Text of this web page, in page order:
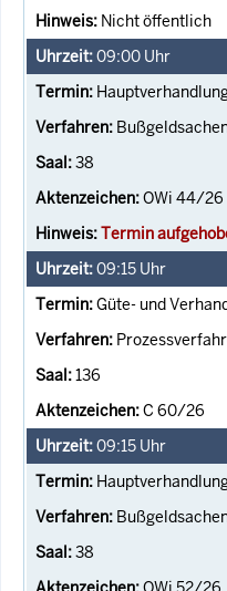
Nicht öffentlich
09:00 Uhr
38
OWi 44/26
Termin
09:15 Uhr
Güte- und
136
C 60/26
09:15 Uhr
38